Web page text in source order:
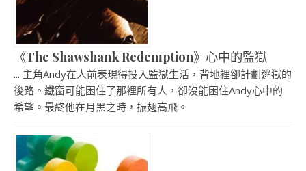
《The Shawshank Redemption》心中的監獄
... 主角Andy在人前表現得投入監獄生活，背地裡卻計劃逃獄的
後路。鐵窗可能困住了那裡所有人，卻沒能困住Andy心中的
希望。最終他在月黑之時，振翅高飛。